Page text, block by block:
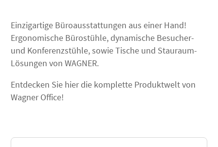
Einzigartige Büroausstattungen aus einer Hand!
Ergonomische Bürostühle, dynamische Besucher-
und Konferenzstühle, sowie Tische und Stauraum-
Lösungen von WAGNER.
Entdecken Sie hier die komplette Produktwelt von
Wagner Office!